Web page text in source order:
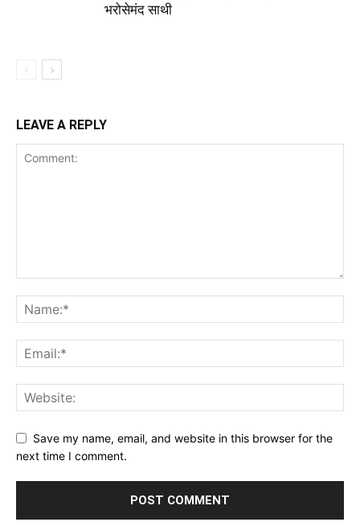
भरोसेमंद साथी
LEAVE A REPLY
Save my name, email, and website in this browser for the
next time I comment.